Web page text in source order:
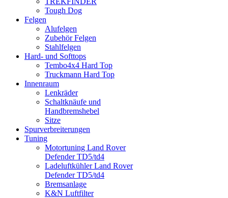
Tough Dog
Felgen
Alufelgen
Zubehör Felgen
Stahlfelgen
Hard- und Softtops
Tembo4x4 Hard Top
Truckmann Hard Top
Innenraum
Lenkräder
Schaltknäufe und
Handbremshebel
Sitze
Spurverbreiterungen
Tuning
Motortuning Land Rover
Defender TD5/td4
Ladeluftkühler Land Rover
Defender TD5/td4
Bremsanlage
K&N Luftfilter